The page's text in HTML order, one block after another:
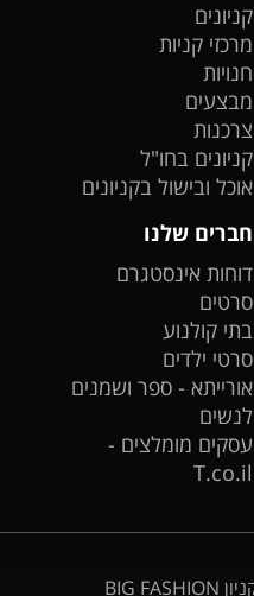
קניונים
מרכזי קניות
חנויות
מבצעים
צרכנות
קניונים בחו"ל
אוכל ובישול בקניונים
חברים שלנו
דוחות אינסטגרם
סרטים
בתי קולנוע
סרטי ילדים
אורייתא - ספר ושמנים
לנשים
עסקים מומלצים -
T.co.il
קניון BIG FASHION